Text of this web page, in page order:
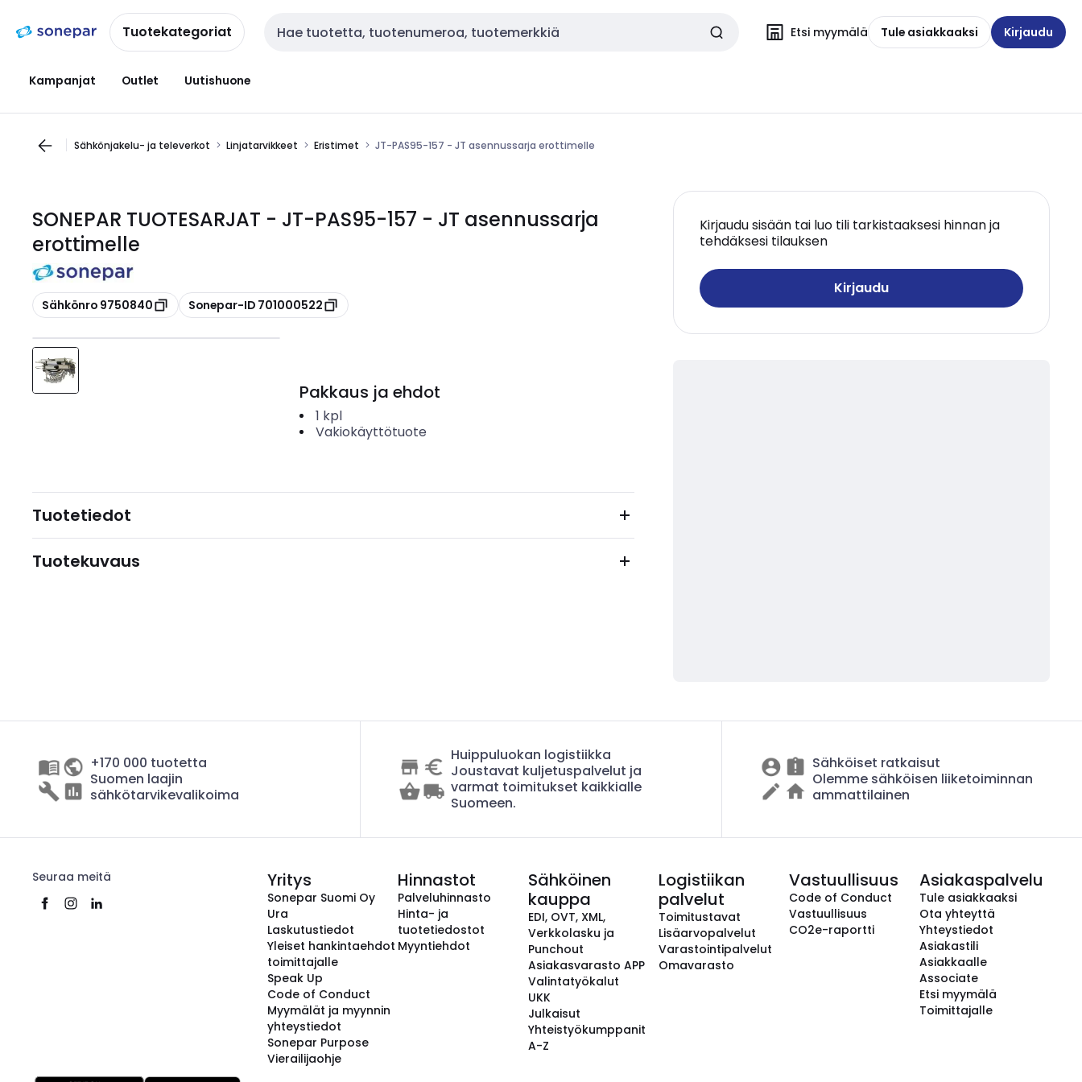
navigointiinsisältöönTuotekategoriat Haku Etsi myymälä Tule asiakkaaksi Kirjaudu
Kampanjat Outlet Uutishuone
Sähkönjakelu- ja televerkot Linjatarvikkeet Eristimet JT-PAS95-157 - JT asennussarja erottimelle
SONEPAR TUOTESARJAT - JT-PAS95-157 - JT asennussarja
erottimelle
Kopioi
Sähkönro 9750840 Kopioi
Sonepar-ID 701000522
Kirjaudu sisään tai luo tili tarkistaaksesi hinnan ja
tehdäksesi tilauksen
Kirjaudu
Pakkaus ja ehdot
1 kpl
Vakiokäyttötuote
Tuotetiedot
Tuotekuvaus
+170 000 tuotetta
Suomen laajin
sähkötarvikevalikoima
Huippuluokan logistiikka
Joustavat kuljetuspalvelut ja
varmat toimitukset kaikkialle
Suomeen.
Sähköiset ratkaisut
Olemme sähköisen liiketoiminnan
ammattilainen
Seuraa meitä Yritys
Sonepar Suomi Oy
Ura
Laskutustiedot
Yleiset hankintaehdot
toimittajalle
Speak Up
Code of Conduct
Myymälät ja myynnin
yhteystiedot
Sonepar Purpose
Vierailijaohje
Hinnastot
Palveluhinnasto
Hinta- ja
tuotetiedostot
Myyntiehdot
Sähköinen
kauppa
EDI, OVT, XML,
Verkkolasku ja
Punchout
Asiakasvarasto APP
Valintatyökalut
UKK
Julkaisut
Yhteistyökumppanit
A-Z
Logistiikan
palvelut
Toimitustavat
Lisäarvopalvelut
Varastointipalvelut
Omavarasto
Vastuullisuus
Code of Conduct
Vastuullisuus
CO2e-raportti
Asiakaspalvelu
Tule asiakkaaksi
Ota yhteyttä
Yhteystiedot
Asiakastili
Asiakkaalle
Associate
Etsi myymälä
Toimittajalle